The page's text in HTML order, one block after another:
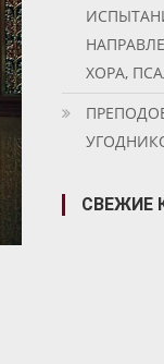
ХОРА,
СВЕЖИЕ